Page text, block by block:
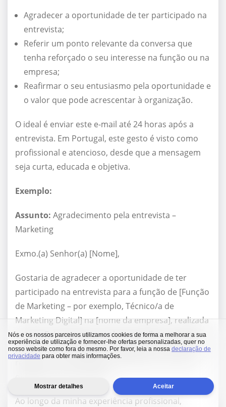
Nós e os nossos parceiros utilizamos cookies de forma a melhorar a sua
experiência de utilização e fornecer-lhe ofertas personalizadas, quer no
nosso website como fora do mesmo. Por favor, leia a nossa declaração de
privacidade para obter mais informações.
Mostrar detalhes Aceitar
Agradecer a oportunidade de ter participado na
entrevista;
Referir um ponto relevante da conversa que
tenha reforçado o seu interesse na função ou na
empresa;
Reafirmar o seu entusiasmo pela oportunidade e
o valor que pode acrescentar à organização.
O ideal é enviar este e-mail até 24 horas após a
entrevista. Em Portugal, este gesto é visto como
profissional e atencioso, desde que a mensagem
seja curta, educada e objetiva.
Exemplo:
Assunto: Agradecimento pela entrevista –
Marketing
Exmo.(a) Senhor(a) [Nome],
Gostaria de agradecer a oportunidade de ter
participado na entrevista para a função de [Função
de Marketing – por exemplo, Técnico/a de
Marketing Digital] na [nome da empresa], realizada
ontem. Foi um prazer conhecer melhor a equipa e
perceber a abordagem estratégica da empresa em
relação ao posicionamento da marca e aos seus
Ao longo da minha experiência profissional,